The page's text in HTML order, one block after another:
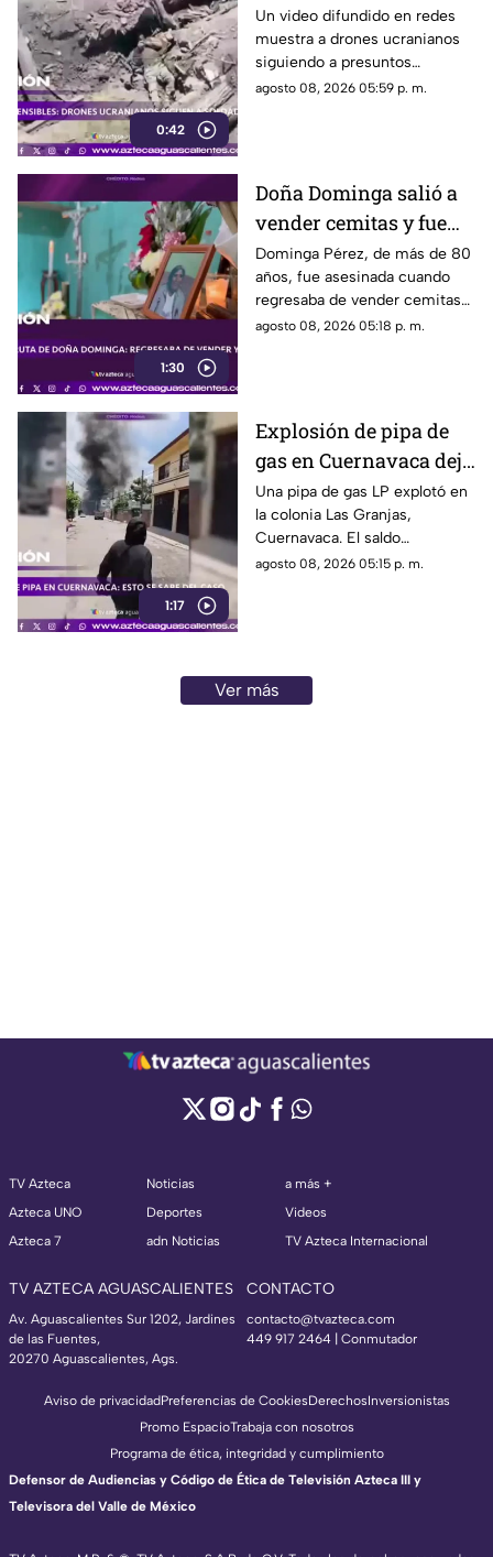
0:42
soldados rusos durante
varias horas
Un video difundido en redes
muestra a drones ucranianos
siguiendo a presuntos
soldados rusos antes de un
agosto 08, 2026 05:59 p. m.
1:30
Doña Dominga salió a
vender cemitas y fue
asesinada al regresar a
casa; así fue la agresión
(VIDEO)
Dominga Pérez, de más de 80
años, fue asesinada cuando
regresaba de vender cemitas
en Chachapa. La Fiscalía de
agosto 08, 2026 05:18 p. m.
1:17
Explosión de pipa de
gas en Cuernavaca deja
21 personas lesionadas
Una pipa de gas LP explotó en
la colonia Las Granjas,
Cuernavaca. El saldo
preliminar es de 21 lesionados
agosto 08, 2026 05:15 p. m.
Ver más
TV Azteca
Azteca UNO
Azteca 7
Noticias
Deportes
adn Noticias
a más +
Videos
TV Azteca Internacional
TV AZTECA AGUASCALIENTES
Av. Aguascalientes Sur 1202, Jardines
de las Fuentes,
20270 Aguascalientes, Ags.
CONTACTO
contacto@tvazteca.com
449 917 2464 | Conmutador
Aviso de privacidadPreferencias de CookiesDerechosInversionistas
Promo EspacioTrabaja con nosotros
Programa de ética, integridad y cumplimiento
Defensor de Audiencias y Código de Ética de Televisión Azteca III y
Televisora del Valle de México